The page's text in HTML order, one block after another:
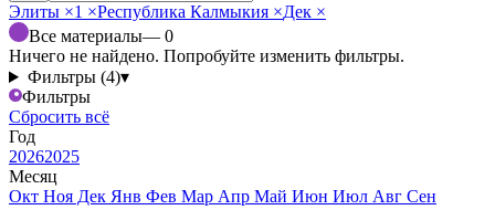
Элиты ×1 ×Республика Калмыкия ×Дек ×
Все материалы— 0
Ничего не найдено. Попробуйте изменить фильтры.
Фильтры (4)▾
Фильтры
Сбросить всё
Год
20262025
Месяц
Окт Ноя Дек Янв Фев Мар Апр Май Июн Июл Авг Сен